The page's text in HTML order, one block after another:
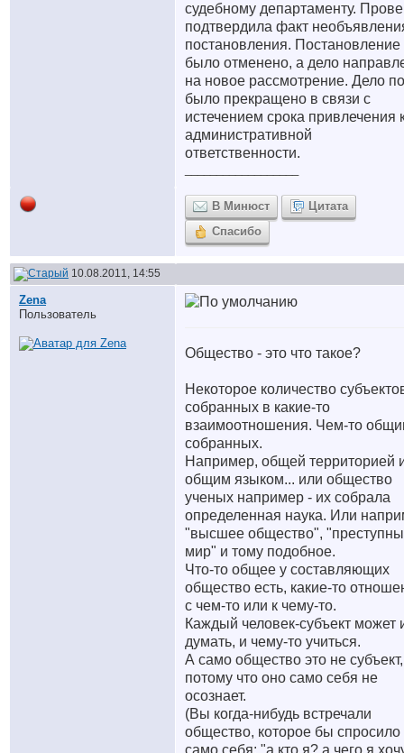
судебному департаменту.
подтвердила факт
постановления. Постановление
было отменено, а дело
на новое рассмотрение. Дело
было прекращено в связи с
истечением срока привлечения
административной
ответственности.
В Минюст
Цитата
Спасибо
10.08.2011, 14:55
Zena
Пользователь
Общество - это что такое?
Некоторое количество
собранных в какие-то
взаимоотношения. Чем-то
собранных.
Например, общей территорией
общим языком... или общество
ученых например - их собрала
определенная наука. Или
"высшее общество",
мир" и тому подобное.
Что-то общее у составляющих
общество есть, какие-то
с чем-то или к чему-то.
Каждый человек-субъект может
думать, и чему-то учиться.
А само общество это не субъект,
потому что оно само себя не
осознает.
(Вы когда-нибудь встречали
общество, которое бы спросило
само себя: "а кто я? а чего я